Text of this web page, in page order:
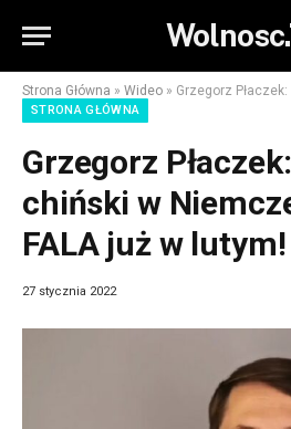
Strona Główna » Wideo » Grzegorz Płaczek: Model
STRONA GŁÓWNA
Grzegorz
chiński w
FALA już w lutym!
27 stycznia 2022